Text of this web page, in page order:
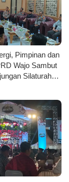
Pimpinan dan
Wajo Sambut
Silaturahmi
yang Baru